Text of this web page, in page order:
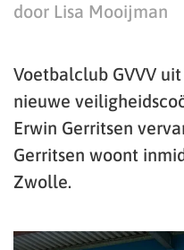
door Lisa Mooijman
Voetbalclub GVVV
nieuwe
Erwin Gerritsen
Gerritsen woont
Zwolle.